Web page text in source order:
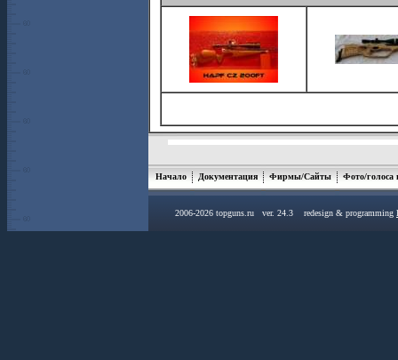
Начало Документация Фирмы/Сайты Фото/голоса
2006-2026 topguns.ru ver. 24.3 redesign & programming